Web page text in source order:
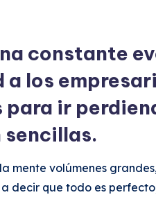
constante
los
ir
sencillas.
mente volúmenes
decir que todo es